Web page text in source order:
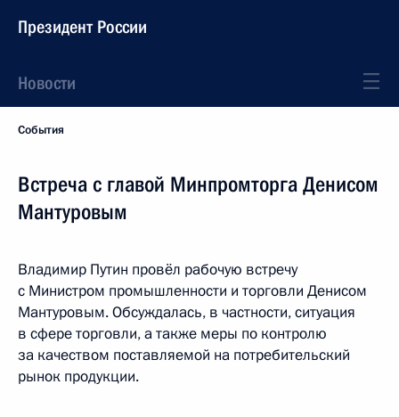
Президент России
Новости
События
Встреча с главой Минпромторга Денисом
Мантуровым
Владимир Путин провёл рабочую встречу
с Министром промышленности и торговли Денисом
Мантуровым. Обсуждалась, в частности, ситуация
в сфере торговли, а также меры по контролю
за качеством поставляемой на потребительский
рынок продукции.